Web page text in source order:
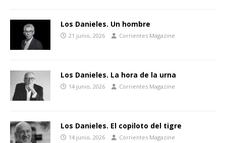
Los Danieles. Un hombre
21 junio, 2026 Corrientes Magazine
Los Danieles. La hora de la urna
14 junio, 2026 Corrientes Magazine
Los Danieles. El copiloto del tigre
14 junio, 2026 Corrientes Magazine